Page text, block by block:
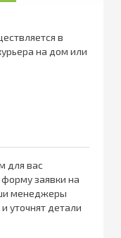
в
на дом или
для вас
заявки на
менеджеры
уточнят детали